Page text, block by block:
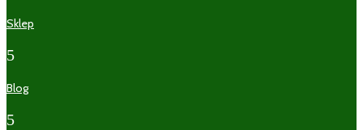
Sklep
5
Blog
5